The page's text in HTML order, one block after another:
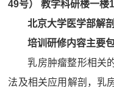
49号） 教学科研楼一楼
北京大学医学部解
培训研修内容主要包
乳房肿瘤整形相关
法及相关应用解剖，乳